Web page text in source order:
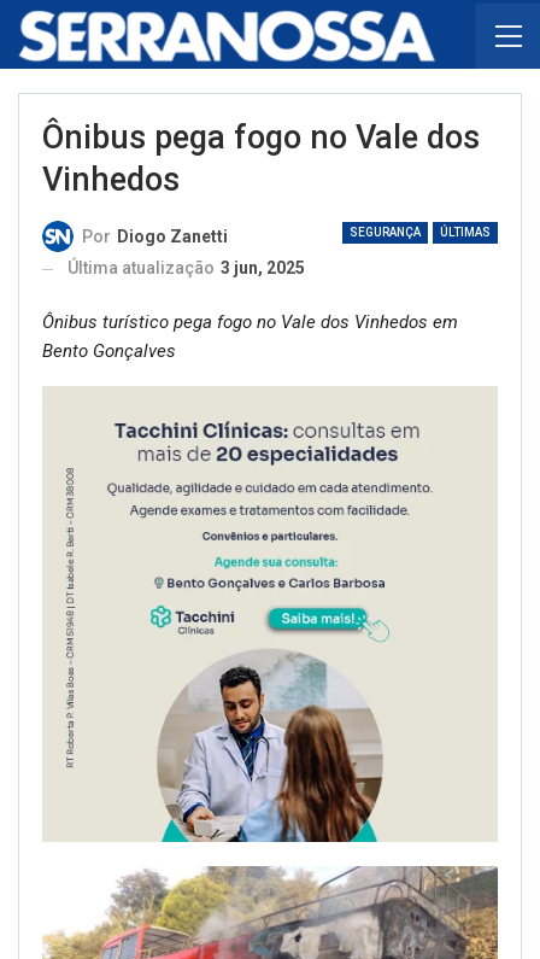
Ônibus pega fogo no Vale dos
Vinhedos
SEGURANÇA ÚLTIMAS
Por Diogo Zanetti
Última atualização 3 jun, 2025
Ônibus turístico pega fogo no Vale dos Vinhedos em
Bento Gonçalves